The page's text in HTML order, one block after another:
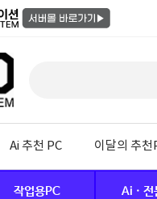
Ai 추천 PC 이달의 추천
작업용PC Ai · 전